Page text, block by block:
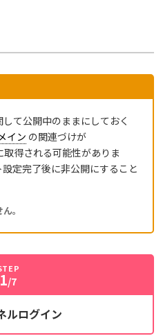
て公開中のままにしておく
イン の関連づけが
得される可能性がありま
定完了後に非公開にすること
。
1/7
ルログイン